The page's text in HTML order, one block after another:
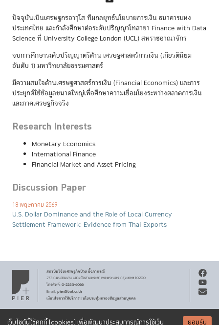
เว็บไซต์นี้ใช้คุกกี้ (cookies) เพื่อพัฒนาประสบการณ์การใช้เว็บ ยอมรับ
ปัจจุบันเป็นเศรษฐกรอาวุโส ทีมกลยุทธ์นโยบายการเงิน ธนาคารแห่ง
ประเทศไทย และกำลังศึกษาต่อระดับปริญญาโทสาขา Finance with Data
Science ที่ University College London (UCL) สหราชอาณาจักร
จบการศึกษาระดับปริญญาตรีด้าน เศรษฐศาสตร์การเงิน (เกียรตินิยม
อันดับ 1) มหาวิทยาลัยธรรมศาสตร์
มีความสนใจด้านเศรษฐศาสตร์การเงิน (Financial Economics) และการ
ประยุกต์ใช้ข้อมูลขนาดใหญ่เพื่อศึกษาความเชื่อมโยงระหว่างตลาดการเงิน
และภาคเศรษฐกิจจริง
Research Interests
Monetary Economics
International Finance
Financial Market and Asset Pricing
Discussion Paper
18 พฤษภาคม 2569
U.S. Dollar Dominance and the Role of Local Currency
Settlement Framework: Evidence from Thai Exports
สถาบันวิจัยเศรษฐกิจป๋วย อึ๊งภากรณ์
273 ถนนสามเสนแขวงวัดสามพระยาเขตพระนครกรุงเทพฯ 10200
โทรศัพท์: 0-2283-6066
Email: pier@bot.or.th
เงื่อนไขการให้บริการ|นโยบายคุ้มครองข้อมูลส่วนบุคคล
เอกสารเผยแพร่ทุกชิ้นสงวนสิทธิ์ภายใต้สัญญาอนุญาตCreative Commons